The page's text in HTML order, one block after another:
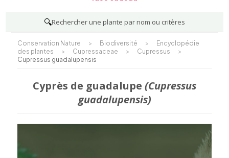
🔍Rechercher une plante par nom ou critères
Conservation Nature > Biodiversité >
Encyclopédie
des plantes
> Cupressaceae > Cupressus
>
Cupressus guadalupensis
Cyprès de guadalupe (Cupressus
guadalupensis)